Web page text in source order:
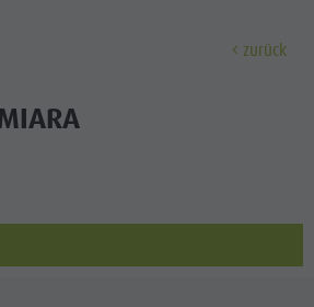
und Veranstaltungen
zurück